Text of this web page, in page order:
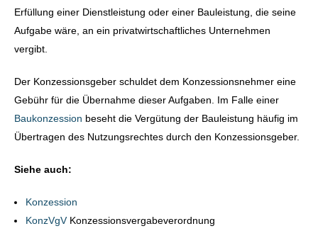
Erfüllung einer Dienstleistung oder einer Bauleistung, die seine
Aufgabe wäre, an ein privatwirtschaftliches Unternehmen
vergibt.
Der Konzessionsgeber schuldet dem Konzessionsnehmer eine
Gebühr für die Übernahme dieser Aufgaben. Im Falle einer
Baukonzession beseht die Vergütung der Bauleistung häufig im
Übertragen des Nutzungsrechtes durch den Konzessionsgeber.
Siehe auch:
Konzession
KonzVgVKonzessionsvergabeverordnung